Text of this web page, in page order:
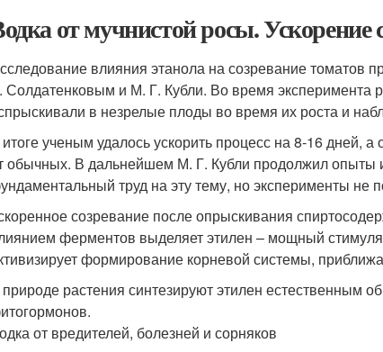
от мучнистой росы. Ускорение
влияния этанола на созревание томатов
Солдатенковым и М. Г. Кубли. Во время эксперимента
в незрелые плоды во время их роста и
ученым удалось ускорить процесс на 8-16 дней,
обычных. В дальнейшем М. Г. Кубли продолжил опыты
труд на эту тему, но эксперименты не
созревание после опрыскивания
ферментов выделяет этилен – мощный
формирование корневой системы,
растения синтезируют этилен естественным
от вредителей, болезней и сорняков